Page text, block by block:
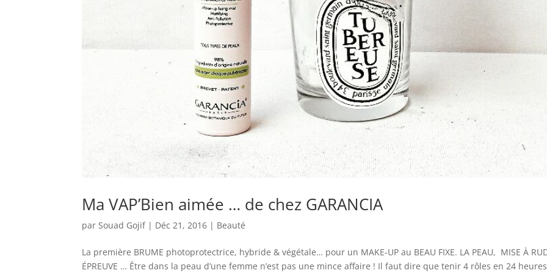
Ma VAP’Bien aimée … de chez GARANCIA
par Souad Gojif| Déc 21, 2016 | Beauté
La première BRUME photoprotectrice, hybride & végétale… pour un MAKE-UP au BEAU FIXE. LA PEAU, MISE À
ÉPREUVE … Être dans la peau d’une femme n’est pas une mince affaire ! Il faut dire que tenir 4 rôles en 24 heures